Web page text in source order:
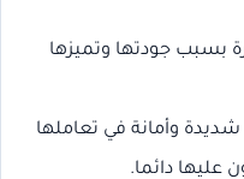
بسبب جودتها وتميزها
وأمانة في تعاملها
عليها دائما.